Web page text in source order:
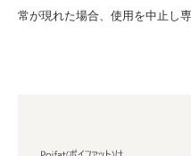
常が現れた場合、使用を中止し